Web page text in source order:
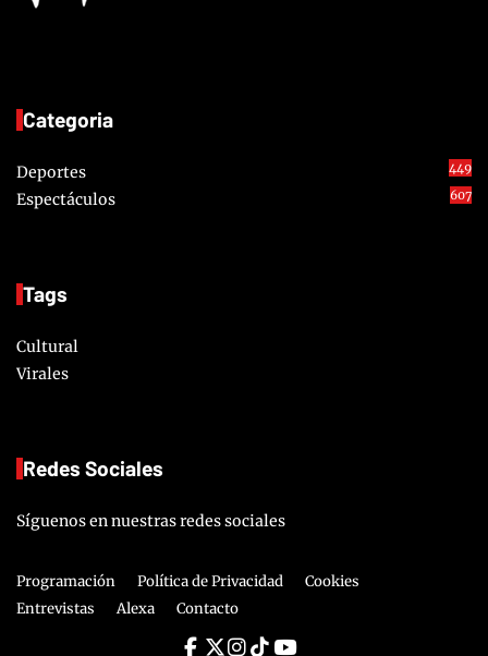
Categoria
Deportes 449
Espectáculos 607
Tags
Cultural
Virales
Redes Sociales
Síguenos en nuestras redes sociales
Programación Política de Privacidad
Cookies
Entrevistas
Alexa Contacto